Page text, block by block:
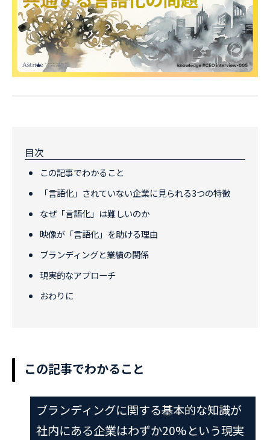
目次
この記事でわかること
「言語化」されていない企業に見られる3つの特徴
なぜ「言語化」は難しいのか
映像が「言語化」を助ける理由
ブランディングと業績の関係
現実的なアプローチ
おわりに
この記事でわかること
ブランディングに関する基本的な知識が
社内にある企業はわずか20%という現実